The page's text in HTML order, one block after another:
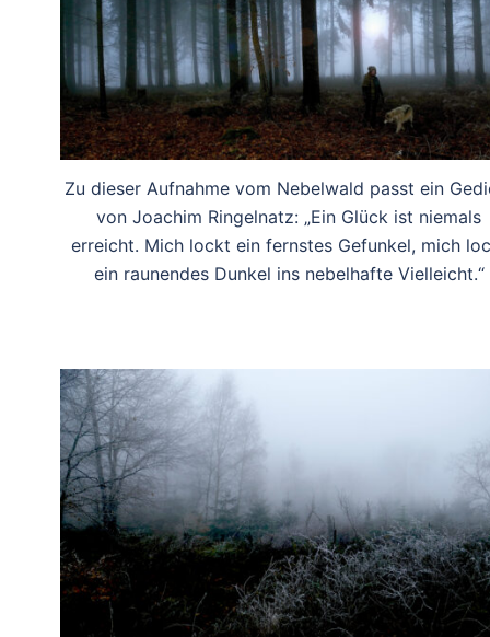
Zu dieser Aufnahme vom Nebelwald passt ein
von Joachim Ringelnatz: „Ein Glück ist niemals
erreicht. Mich lockt ein fernstes Gefunkel, mich
ein raunendes Dunkel ins nebelhafte Vielleicht.“